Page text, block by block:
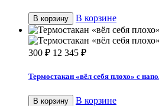
В корзину В корзине
300 ₽ 12 345 ₽
Термостакан «вёл себя плохо» с
В корзину В корзине